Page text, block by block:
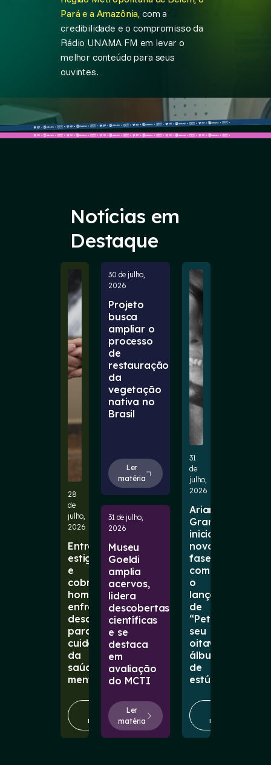
Pará e a Amazônia, com a
credibilidade e o compromisso da
Rádio UNAMA FM em levar o
melhor conteúdo para seus
ouvintes.
Notícias em
Destaque
28
de
julho,
2026
Entre
estigmas
e
cobranças,
homens
enfrentam
desafios
para
cuidar
da
saúde
mental
matéria
30 de julho,
2026
Projeto
busca
ampliar o
processo
de
restauração
da
vegetação
nativa no
Brasil
Ler
matéria
31 de julho,
2026
Museu
Goeldi
amplia
acervos,
lidera
descobertas
científicas
e se
destaca
em
avaliação
do MCTI
Ler
matéria
31
de
julho,
2026
Ariana
Grande
inicia
nova
fase
com
o
lançamento
de
“Petal”,
seu
oitavo
álbum
de
estúdio
matéria